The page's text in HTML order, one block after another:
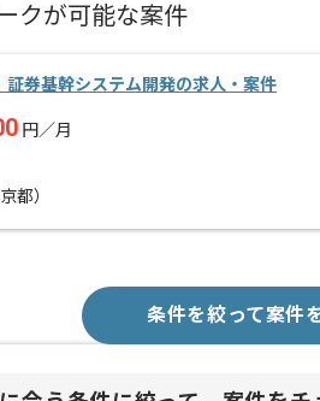
クが可能な案件
証券基幹システム開発の求人・案件
円／月
都）
条件を絞って案件